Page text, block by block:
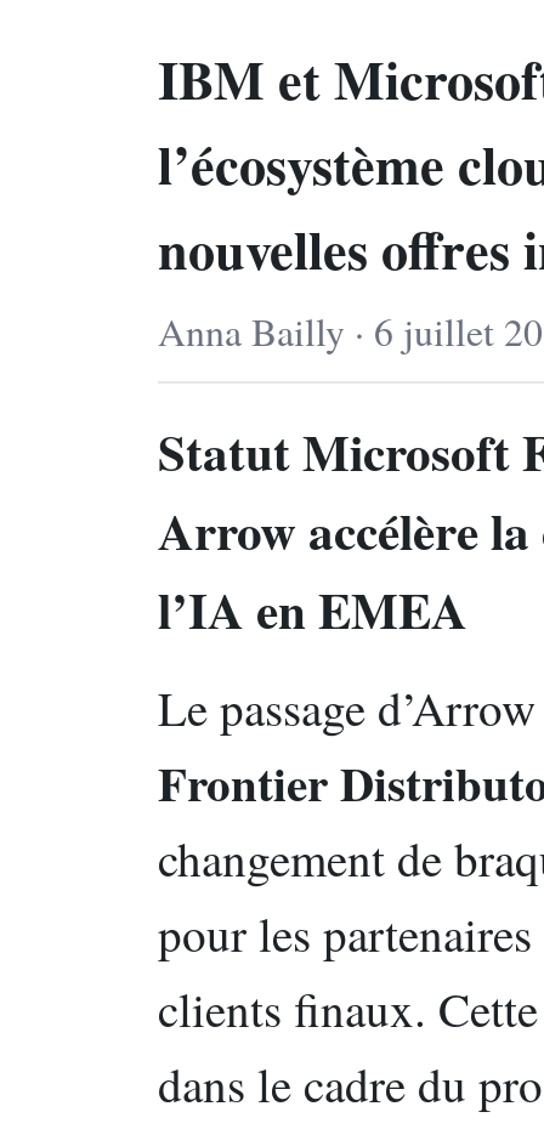
IBM et
l’écosystème
nouvelles offres
Anna Bailly · 6 juillet
Statut Microsoft
Arrow accélère
l’IA en EMEA
Le passage
Frontier
changement de
pour les
clients finaux.
dans le cadre du